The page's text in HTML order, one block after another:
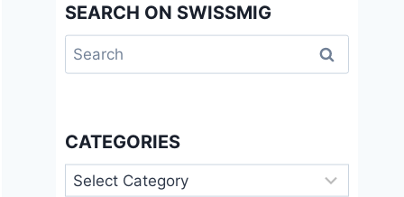
SEARCH ON SWISSMIG
Search
for:
CATEGORIES
Categories